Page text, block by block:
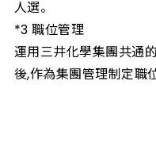
人選。
*3 職位管理
運用三井化學集團共通
後,作為集團管理制定職